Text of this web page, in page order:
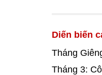
Diến biến
Tháng
Tháng 3: